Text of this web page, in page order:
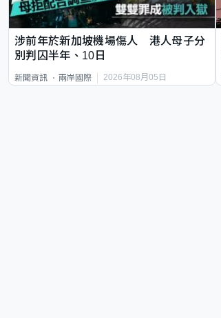
涉前年於新加坡機場傷人 港人母子分
別判囚半年、10日
新聞資訊 兩岸國際 2026年08月05日